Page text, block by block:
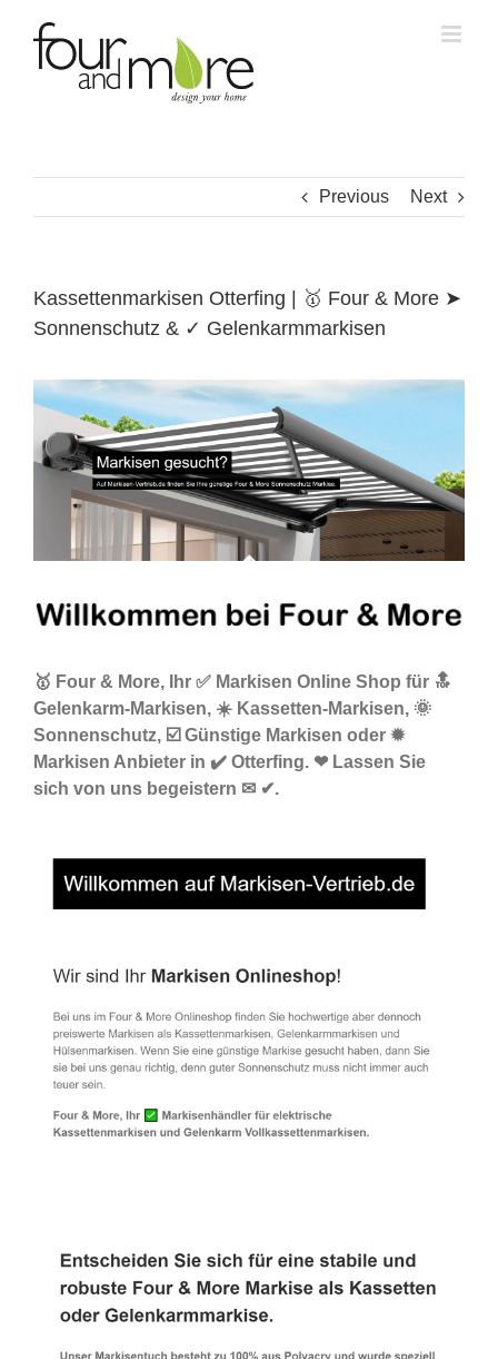
content
Previous Next
Kassettenmarkisen Otterfing | 🥇 Four & More ➤
Sonnenschutz & ✓ Gelenkarmmarkisen
🥇 Four & More, Ihr ✅ Markisen Online Shop für 🔝
Gelenkarm-Markisen, ☀️ Kassetten-Markisen, 🌞
Sonnenschutz, ☑️ Günstige Markisen oder ✹
Markisen Anbieter in ✔️ Otterfing. ❤ Lassen Sie
sich von uns begeistern ✉ ✔.